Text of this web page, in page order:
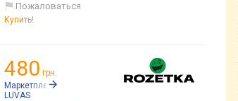
Пожаловаться
Купить!
480 грн.
Маркетплейс:
LUVAS